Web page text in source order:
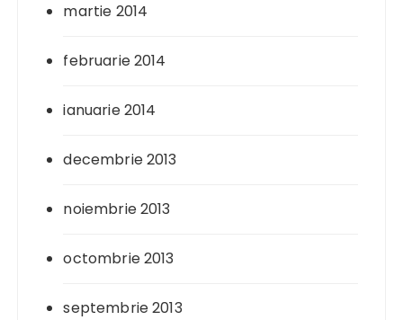
martie 2014
februarie 2014
ianuarie 2014
decembrie 2013
noiembrie 2013
octombrie 2013
septembrie 2013